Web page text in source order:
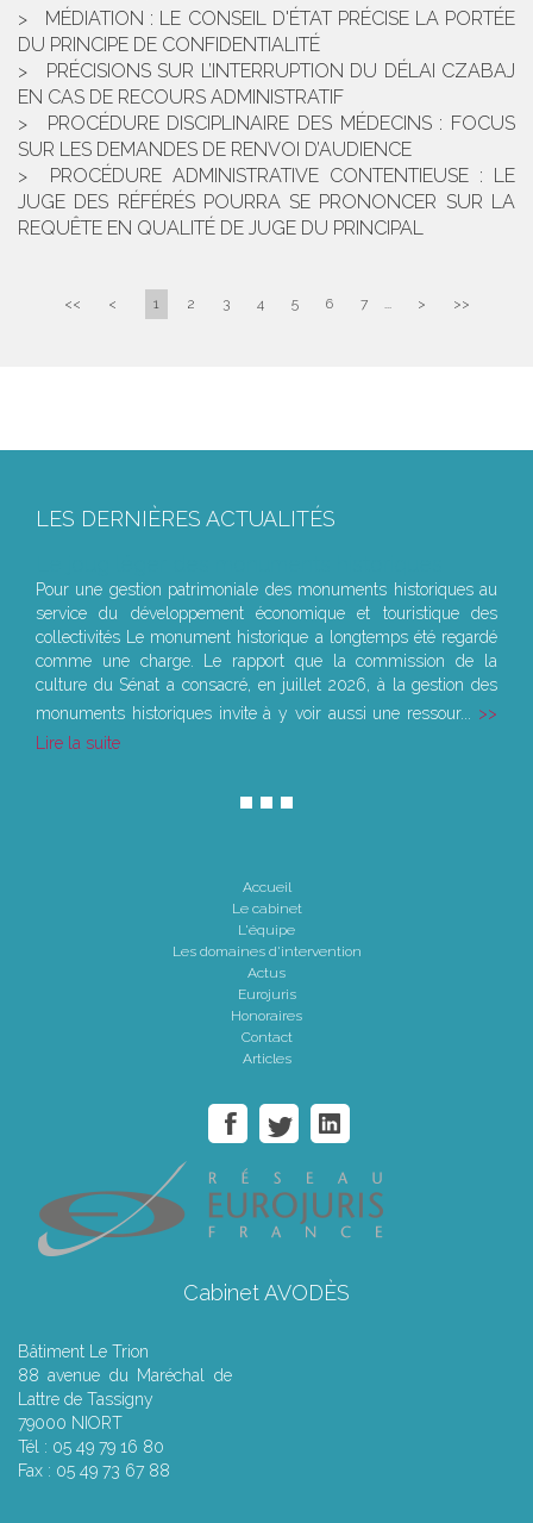
MÉDIATION : LE CONSEIL D'ÉTAT PRÉCISE LA PORTÉE
DU PRINCIPE DE CONFIDENTIALITÉ
PRÉCISIONS SUR L’INTERRUPTION DU DÉLAI CZABAJ
EN CAS DE RECOURS ADMINISTRATIF
PROCÉDURE DISCIPLINAIRE DES MÉDECINS : FOCUS
SUR LES DEMANDES DE RENVOI D’AUDIENCE
PROCÉDURE ADMINISTRATIVE CONTENTIEUSE : LE
JUGE DES RÉFÉRÉS POURRA SE PRONONCER SUR LA
REQUÊTE EN QUALITÉ DE JUGE DU PRINCIPAL
<< < 1 2 3 4 5 6 7 ... > >>
LES DERNIÈRES ACTUALITÉS
Pour une gestion patrimoniale des monuments historiques au
service du développement économique et touristique des
collectivités Le monument historique a longtemps été regardé
comme une charge. Le rapport que la commission de la
culture du Sénat a consacré, en juillet 2026, à la gestion des
monuments historiques invite à y voir aussi une ressour...
Lire la suite
Accueil
Le cabinet
L'équipe
Les domaines d'intervention
Actus
Eurojuris
Honoraires
Contact
Articles
Cabinet AVODÈS
Bâtiment Le Trion
88 avenue du Maréchal de
Lattre de Tassigny
79000 NIORT
Tél : 05 49 79 16 80
Fax : 05 49 73 67 88